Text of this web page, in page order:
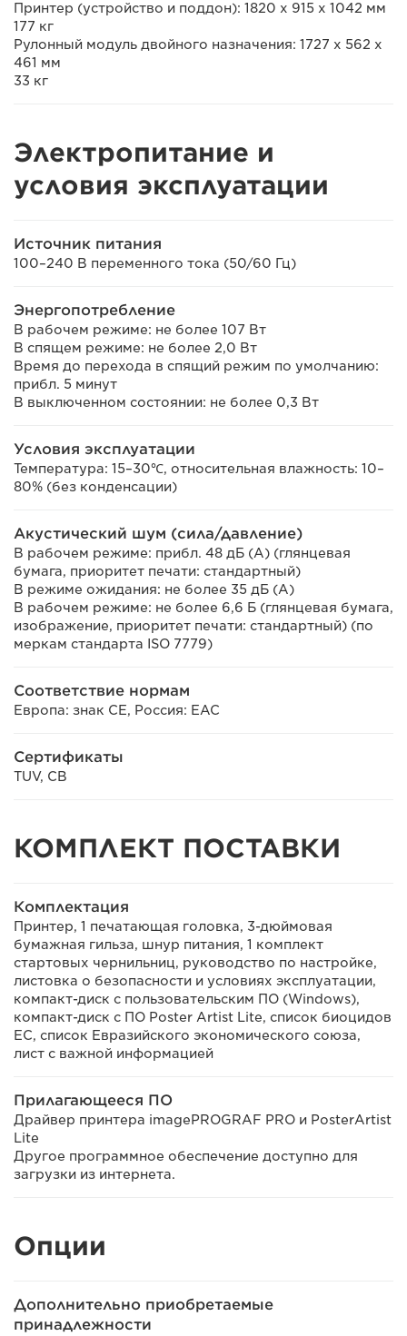
Принтер (устройство и поддон): 1820 x 915 x 1042 мм
177 кг
Рулонный модуль двойного назначения: 1727 x 562 x
461 мм
33 кг
Электропитание и
условия эксплуатации
Источник питания
100–240 В переменного тока (50/60 Гц)
Энергопотребление
В рабочем режиме: не более 107 Вт
В спящем режиме: не более 2,0 Вт
Время до перехода в спящий режим по умолчанию:
прибл. 5 минут
В выключенном состоянии: не более 0,3 Вт
Условия эксплуатации
Температура: 15–30℃, относительная влажность: 10–
80% (без конденсации)
Акустический шум (сила/давление)
В рабочем режиме: прибл. 48 дБ (А) (глянцевая
бумага, приоритет печати: стандартный)
В режиме ожидания: не более 35 дБ (А)
В рабочем режиме: не более 6,6 Б (глянцевая бумага,
изображение, приоритет печати: стандартный) (по
меркам стандарта ISO 7779)
Соответствие нормам
Европа: знак CE, Россия: EAC
Сертификаты
TUV, CB
КОМПЛЕКТ ПОСТАВКИ
Комплектация
Принтер, 1 печатающая головка, 3-дюймовая
бумажная гильза, шнур питания, 1 комплект
стартовых чернильниц, руководство по настройке,
листовка о безопасности и условиях эксплуатации,
компакт-диск с пользовательским ПО (Windows),
компакт-диск с ПО Poster Artist Lite, список биоцидов
ЕС, список Евразийского экономического союза,
лист с важной информацией
Прилагающееся ПО
Драйвер принтера imagePROGRAF PRO и PosterArtist
Lite
Другое программное обеспечение доступно для
загрузки из интернета.
Опции
Дополнительно приобретаемые
принадлежности